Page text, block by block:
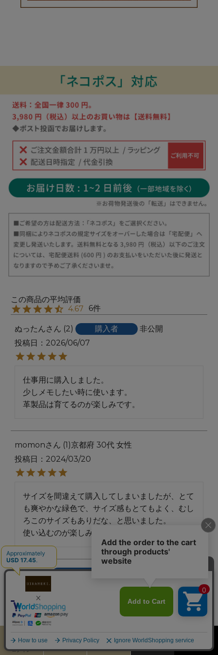
4.67 6
ぬったん 2 購入者
非公開
投稿日
2026/06/07
仕事用に購入しました。
少しメモしたい時に使います。
革製品は育てるのが楽しみです。
momon 1 京都府 30代 女性
投稿日
2024/03/20
サイズを間違えて購入してしまいましたが、とて
も爽やかな緑色で、サイズ感もとてもよく、むし
ろこのサイズもありだな、と思いました。
使い込むのが楽しみです。
さ 4 購入者
投稿日
2022/12/02
深いグリーンが素敵です。プレゼン用に購入しま
した。渋くなっていくみたいですが楽しみです。
ログイン